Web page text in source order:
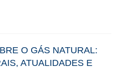
O GÁS NATURAL:
ATUALIDADES E